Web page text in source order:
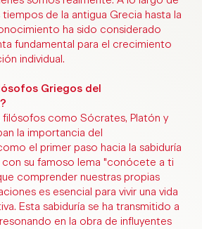
tiempos de la antigua Grecia hasta la
ha sido considerado
fundamental para el crecimiento
individual.
Griegos del
filósofos como Sócrates, Platón y
la importancia del
el primer paso hacia la sabiduría
con su famoso lema "conócete a ti
comprender nuestras propias
es esencial para vivir una vida
Esta sabiduría se ha transmitido a
en la obra de influyentes